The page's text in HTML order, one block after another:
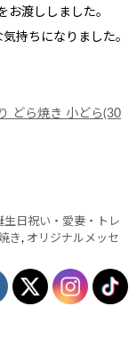
お渡ししました。
持ちになりました。
どら焼き 小どら(30
日祝い・愛妻・トレ
き, オリジナルメッセ